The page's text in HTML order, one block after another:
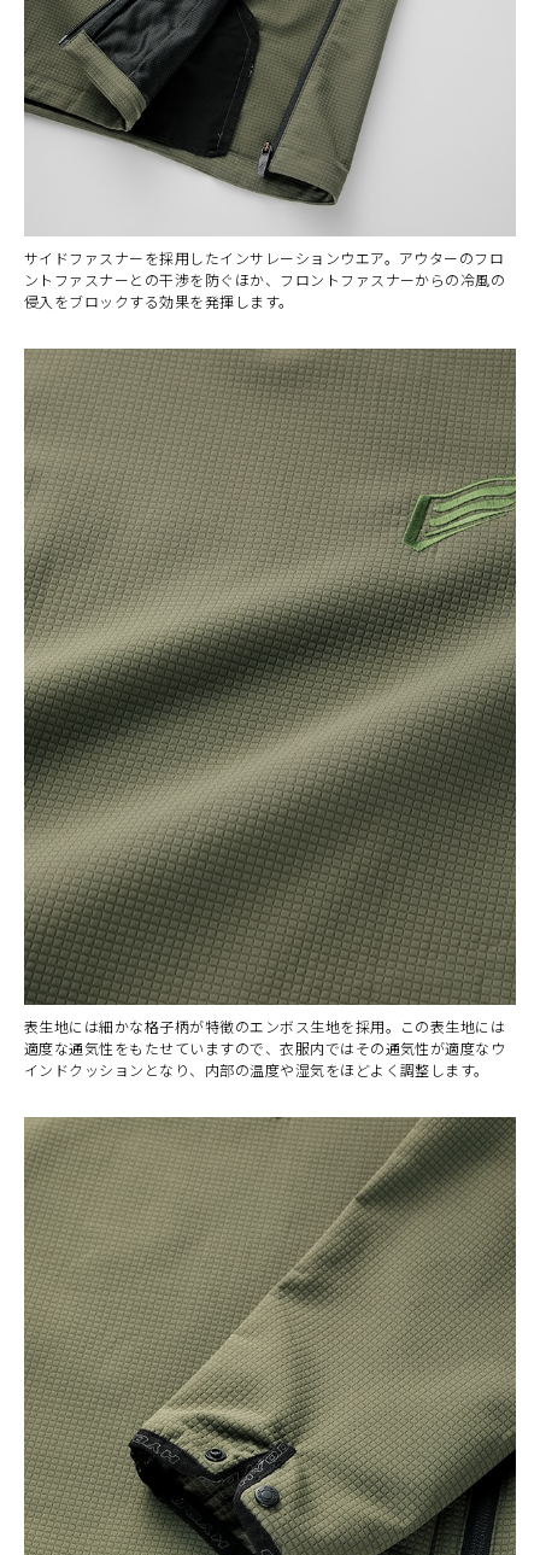
サイドファスナーを採用したインサレーションウエア。アウターのフロ
ントファスナーとの干渉を防ぐほか、フロントファスナーからの冷風の
侵入をブロックする効果を発揮します。
表生地には細かな格子柄が特徴のエンボス生地を採用。この表生地には
適度な通気性をもたせていますので、衣服内ではその通気性が適度なウ
インドクッションとなり、内部の温度や湿気をほどよく調整します。